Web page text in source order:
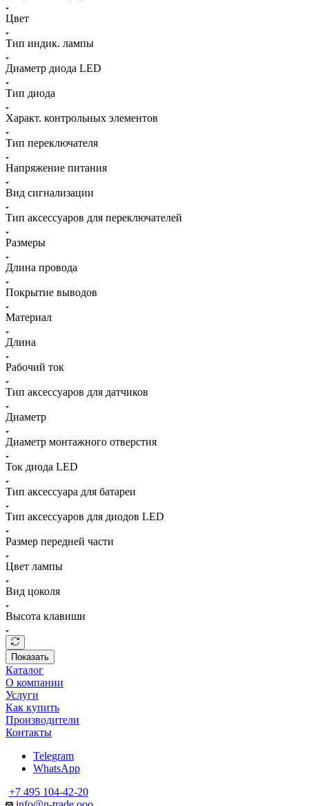
Цвет
Тип индик. лампы
Диаметр диода LED
Тип диода
Характ. контрольных элементов
Тип переключателя
Напряжение питания
Вид сигнализации
Тип аксессуаров для переключателей
Размеры
Длина провода
Покрытие выводов
Материал
Длина
Рабочий ток
Тип аксессуаров для датчиков
Диаметр
Диаметр монтажного отверстия
Ток диода LED
Тип аксессуара для батареи
Тип аксессуаров для диодов LED
Размер передней части
Цвет лампы
Вид цоколя
Высота клавиши
Показать
Каталог
О компании
Услуги
Как купить
Производители
Контакты
Telegram
WhatsApp
+7 495 104-42-20